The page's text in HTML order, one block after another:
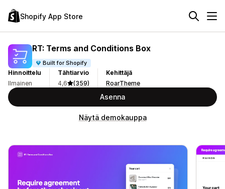
Shopify App Store
RT: Terms and Conditions Box
Built for Shopify
Hinnoittelu
Ilmainen
Tähtiarvio
4,6
(359)
Kehittäjä
RoarTheme
Asenna
Näytä demokauppa